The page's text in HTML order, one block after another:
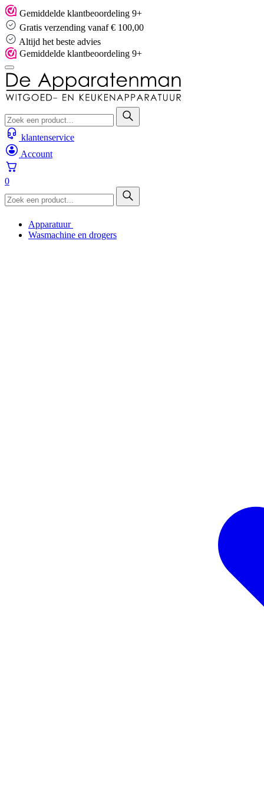
Skip
to
content
Gemiddelde klantbeoordeling 9+
Gratis verzending vanaf € 100,00
Altijd het beste advies
Gemiddelde klantbeoordeling 9+
klantenservice
Account
0
Apparatuur
Wasmachine en drogers